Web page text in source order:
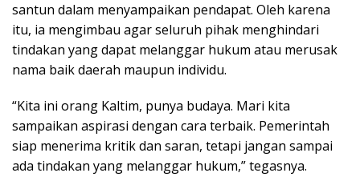
santun dalam menyampaikan pendapat. Oleh karena
itu, ia mengimbau agar seluruh pihak menghindari
tindakan yang dapat melanggar hukum atau merusak
nama baik daerah maupun individu.
“Kita ini orang Kaltim, punya budaya. Mari kita
sampaikan aspirasi dengan cara terbaik. Pemerintah
siap menerima kritik dan saran, tetapi jangan sampai
ada tindakan yang melanggar hukum,” tegasnya.